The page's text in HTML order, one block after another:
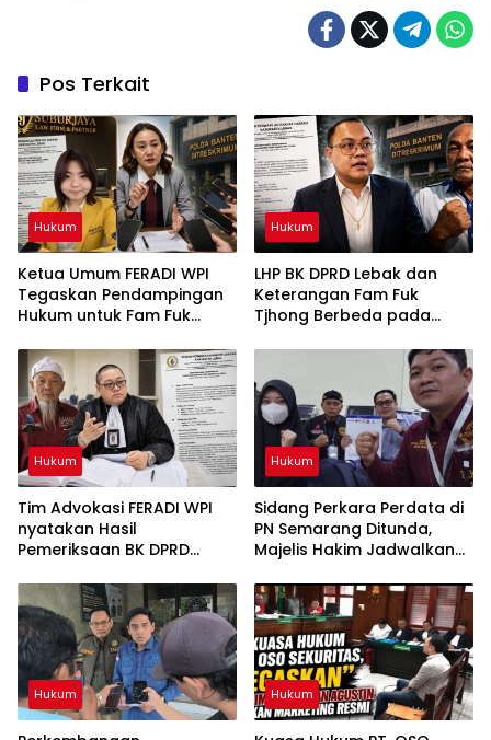
Pos Terkait
Hukum
Ketua Umum FERADI WPI
Tegaskan Pendampingan
Hukum untuk Fam Fuk
Berjalan, Hormati Proses
Penyidikan dan Hasil
Pemeriksaan BK
Hukum
LHP BK DPRD Lebak dan
Keterangan Fam Fuk
Tjhong Berbeda pada
Pembuktian Masih
Berlangsung di Polda
Banten ujar Revan FERADI
WPI
Hukum
Tim Advokasi FERADI WPI
nyatakan Hasil
Pemeriksaan BK DPRD
Penyidikan Perkara Fam
Fuk Tjhong alias Eyang Uun
Hukum
Sidang Perkara Perdata di
PN Semarang Ditunda,
Majelis Hakim Jadwalkan
Tergugat
Hukum Hukum